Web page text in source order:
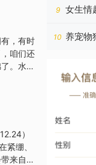
过，也
稳定收
运势如
的目
，有时
咱们还
。水瓶
子里，
的时间
有交流
自己合
力量，
）
紧绷、
来自信
9
女生情
读！！
10 养宠物